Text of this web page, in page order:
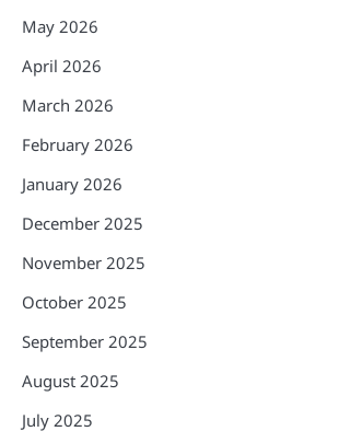
May 2026
April 2026
March 2026
February 2026
January 2026
December 2025
November 2025
October 2025
September 2025
August 2025
July 2025